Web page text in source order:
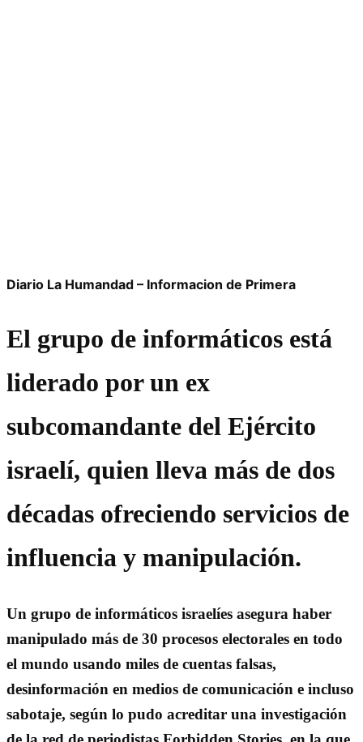
Diario La Humandad – Informacion de Primera
El grupo de informáticos está
liderado por un ex
subcomandante del Ejército
israelí, quien lleva más de dos
décadas ofreciendo servicios de
influencia y manipulación.
Un grupo de informáticos israelíes asegura haber
manipulado más de 30 procesos electorales en todo
el mundo usando miles de cuentas falsas,
desinformación en medios de comunicación e incluso
sabotaje, según lo pudo acreditar una investigación